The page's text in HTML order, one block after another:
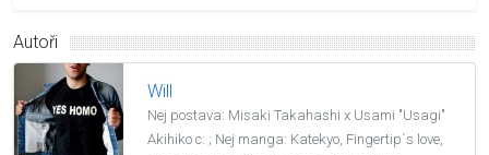
Autoři
Will
Nej postava: Misaki Takahashi x Usami "Usagi"
Akihiko c: ; Nej manga: Katekyo, Fingertip´s love,